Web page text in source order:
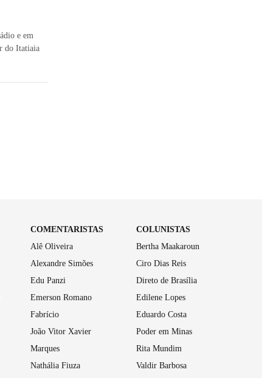
e em
do Itatiaia
COMENTARISTAS
Alê Oliveira
Alexandre Simões
Edu Panzi
Emerson Romano
Fabrício
João Vitor Xavier
Marques
Nathália Fiuza
COLUNISTAS
Bertha Maakaroun
Ciro Dias Reis
Direto de Brasília
Edilene Lopes
Eduardo Costa
Poder em Minas
Rita Mundim
Valdir Barbosa